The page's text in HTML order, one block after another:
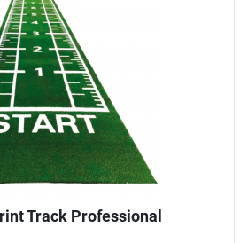
Track Professional